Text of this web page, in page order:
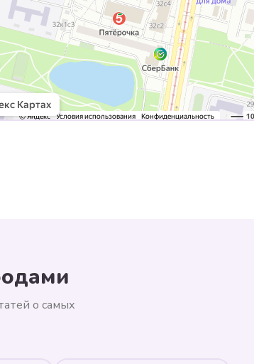
о самых